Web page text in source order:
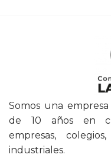
Somos una
de 10 años en
empresas,
industriales.